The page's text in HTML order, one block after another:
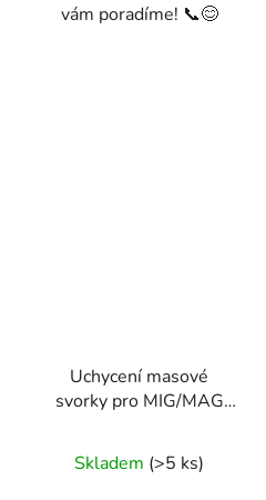
vám poradíme! 📞😊
Uchycení masové
svorky pro MIG/MAG
RTMSTF0002-UM
Skladem (>5 ks)